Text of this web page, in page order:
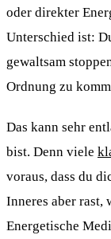
oder direkter
Unterschied ist:
gewaltsam
Ordnung zu
Das kann sehr
bist. Denn viele
voraus, dass du
Inneres aber rast,
Energetische